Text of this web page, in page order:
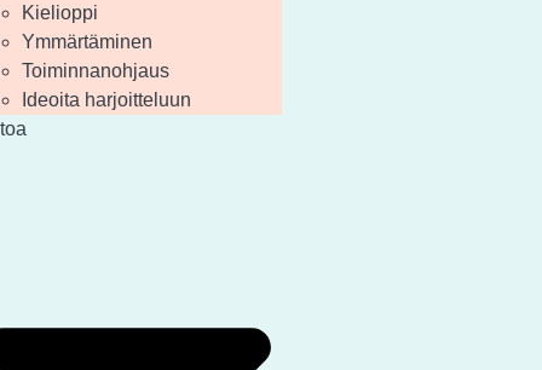
Kielioppi
Ymmärtäminen
Toiminnanohjaus
Ideoita harjoitteluun